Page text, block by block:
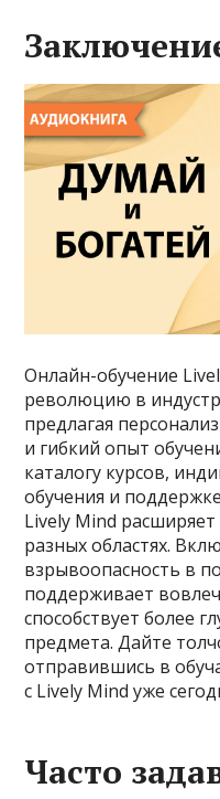
Онлайн-обучение
революцию в
предлагая
и гибкий опыт
каталогу курсов,
обучения и
Lively Mind
разных областях.
взрывоопасность в
поддерживает
способствует более
предмета. Дайте
отправившись в
с Lively Mind уже
Часто